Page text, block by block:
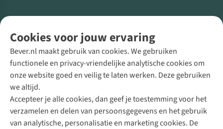
Cookies voor jouw ervaring
Bever.nl maakt gebruik van cookies. We gebruiken
functionele en privacy-vriendelijke analytische cookies om
onze website goed en veilig te laten werken. Deze gebruiken
we altijd.
Accepteer je alle cookies, dan geef je toestemming voor het
verzamelen en delen van persoonsgegevens en het gebruik
van analytische, personalisatie en marketing cookies. De
Direct advies van een Buitenexpert
+31 (0)85 888 50 88
+31 6 12 28 49 80